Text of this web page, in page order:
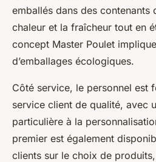
emballés dans des contenants
chaleur et la fraîcheur tout en
concept Master Poulet
d’emballages écologiques.
Côté service, le personnel est
service client de qualité, avec
particulière à la
premier est également
clients sur le choix de